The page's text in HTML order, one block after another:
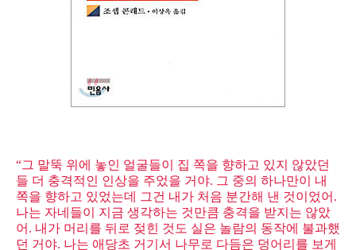
“그 말뚝 위에 놓인 얼굴들이 집 쪽을 향하고 있지 않았던
들 더 충격적인 인상을 주었을 거야. 그 중의 하나만이 내
쪽을 향하고 있었는데 그건 내가 처음 분간해 낸 것이었어.
나는 자네들이 지금 생각하는 것만큼 충격을 받지는 않았
어. 내가 머리를 뒤로 젖힌 것도 실은 놀람의 동작에 불과했
던 거야. 나는 애당초 거기서 나무로 다듬은 덩어리를 보게